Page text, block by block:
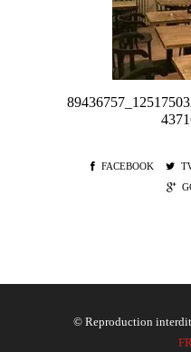
FACEBOOK
© Reproduction